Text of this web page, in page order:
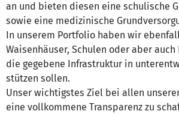
an und bieten diesen eine schulische
sowie eine medizinische
In unserem Portfolio haben wir
Waisenhäuser, Schulen oder aber auch
die gegebene Infrastruktur in
stützen sollen.
Unser wichtigstes Ziel bei allen
eine vollkommene Transparenz zu